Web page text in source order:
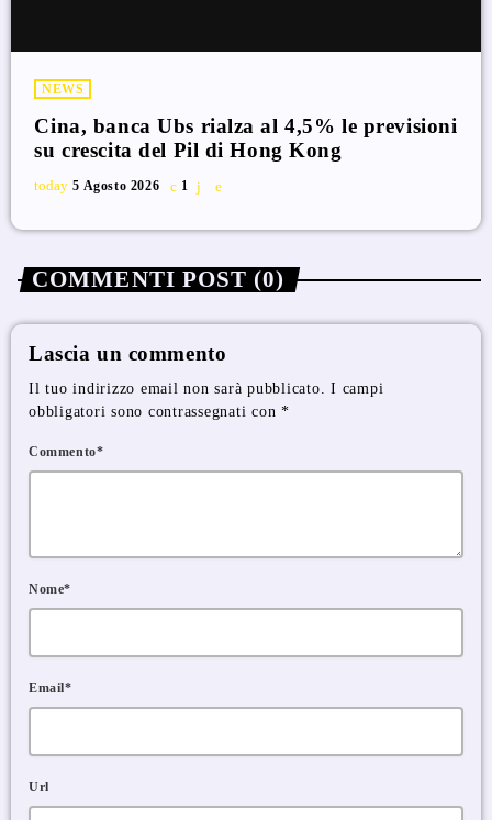
NEWS
Cina, banca Ubs rialza al 4,5% le previsioni
su crescita del Pil di Hong Kong
today 5 Agosto 2026 1
COMMENTI POST (0)
Lascia un commento
Il tuo indirizzo email non sarà pubblicato. I campi
obbligatori sono contrassegnati con *
Commento*
Nome*
Email*
Url